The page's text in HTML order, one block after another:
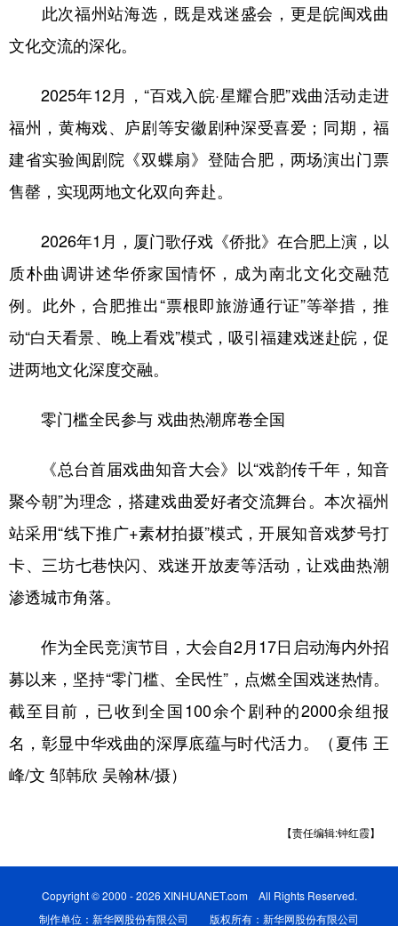
此次福州站海选，既是戏迷盛会，更是皖闽戏曲
文化交流的深化。
2025年12月，“百戏入皖·星耀合肥”戏曲活动走进
福州，黄梅戏、庐剧等安徽剧种深受喜爱；同期，福
建省实验闽剧院《双蝶扇》登陆合肥，两场演出门票
售罄，实现两地文化双向奔赴。
2026年1月，厦门歌仔戏《侨批》在合肥上演，以
质朴曲调讲述华侨家国情怀，成为南北文化交融范
例。此外，合肥推出“票根即旅游通行证”等举措，推
动“白天看景、晚上看戏”模式，吸引福建戏迷赴皖，促
进两地文化深度交融。
零门槛全民参与 戏曲热潮席卷全国
《总台首届戏曲知音大会》以“戏韵传千年，知音
聚今朝”为理念，搭建戏曲爱好者交流舞台。本次福州
站采用“线下推广+素材拍摄”模式，开展知音戏梦号打
卡、三坊七巷快闪、戏迷开放麦等活动，让戏曲热潮
渗透城市角落。
作为全民竞演节目，大会自2月17日启动海内外招
募以来，坚持“零门槛、全民性”，点燃全国戏迷热情。
截至目前，已收到全国100余个剧种的2000余组报
名，彰显中华戏曲的深厚底蕴与时代活力。（夏伟 王
峰/文 邹韩欣 吴翰林/摄）
【责任编辑:钟红霞】
Copyright © 2000 - 2026 XINHUANET.com All Rights Reserved.
制作单位：新华网股份有限公司 版权所有：新华网股份有限公司